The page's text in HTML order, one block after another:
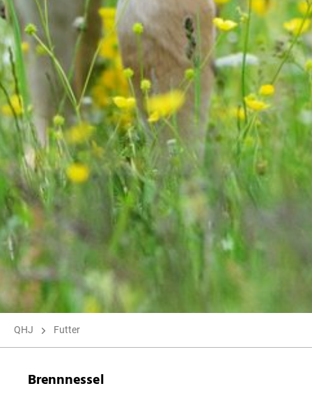
QHJ Futter
Brennnessel